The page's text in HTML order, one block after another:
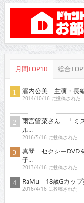
月間TOP10 総合
瀧内公美 主演・長
2014/10/16 に投稿された
雨宮留菜さん 「ミ
ル...
2016/5/16 に投稿された
真琴 セクシーDVD
子...
2013/4/16 に投稿された
RaMu 18歳Gカップ
2016/4/16 に投稿された